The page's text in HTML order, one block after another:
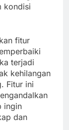
kondisi
fitur
terjadi
kehilangan
Fitur ini
ingin
dan